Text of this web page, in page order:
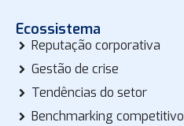
Ecossistema
Reputação corporativa
Gestão de crise
Tendências do setor
Benchmarking competitivo